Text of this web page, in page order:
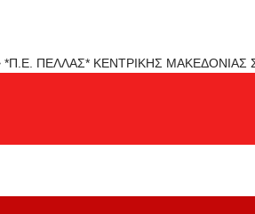
*Π.Ε. ΠΕΛΛΑΣ* ΚΕΝΤΡΙΚΗΣ